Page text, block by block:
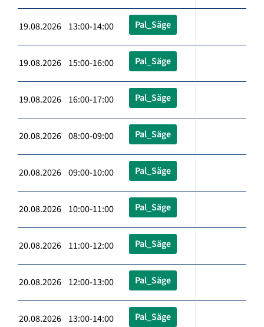
19.08.2026 13:00-14:00 Pal_Säge
19.08.2026 15:00-16:00 Pal_Säge
19.08.2026 16:00-17:00 Pal_Säge
20.08.2026 08:00-09:00 Pal_Säge
20.08.2026 09:00-10:00 Pal_Säge
20.08.2026 10:00-11:00 Pal_Säge
20.08.2026 11:00-12:00 Pal_Säge
20.08.2026 12:00-13:00 Pal_Säge
20.08.2026 13:00-14:00 Pal_Säge